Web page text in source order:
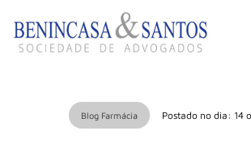
Blog Farmácia Postado no dia: 14